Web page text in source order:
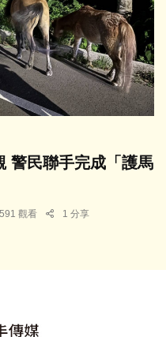
警民聯手完成「護馬
觀看 1 分享